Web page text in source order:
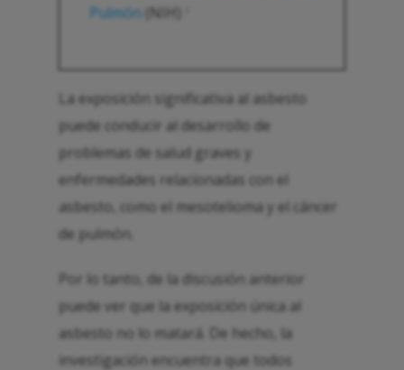
Pulmón (NIH)
La exposición significativa al asbesto
puede conducir al desarrollo de
problemas de salud graves y
enfermedades relacionadas con el
asbesto, como el mesotelioma y el cáncer
de pulmón.
Por lo tanto, de la discusión anterior
puede ver que la exposición única al
asbesto no lo matará. De hecho, la
investigación encuentra que todos